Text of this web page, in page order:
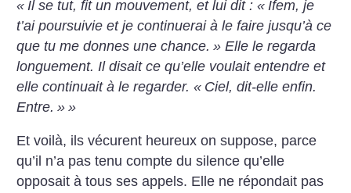
« Il se tut, fit un mouvement, et lui dit : « Ifem, je
t’ai poursuivie et je continuerai à le faire jusqu’à ce
que tu me donnes une chance. » Elle le regarda
longuement. Il disait ce qu’elle voulait entendre et
elle continuait à le regarder. « Ciel, dit-elle enfin.
Entre. » »
Et voilà, ils vécurent heureux on suppose, parce
qu’il n’a pas tenu compte du silence qu’elle
opposait à tous ses appels. Elle ne répondait pas